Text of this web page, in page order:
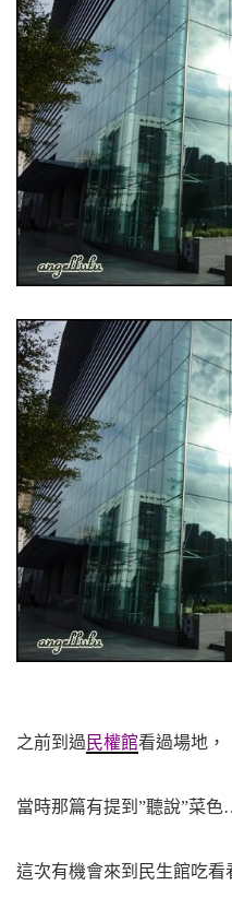
之前到過 民權館看過場地，
當時那篇有提到”聽說”菜色
這次有機會來到民生館吃看